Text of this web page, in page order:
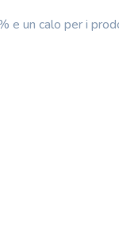
e un calo per i